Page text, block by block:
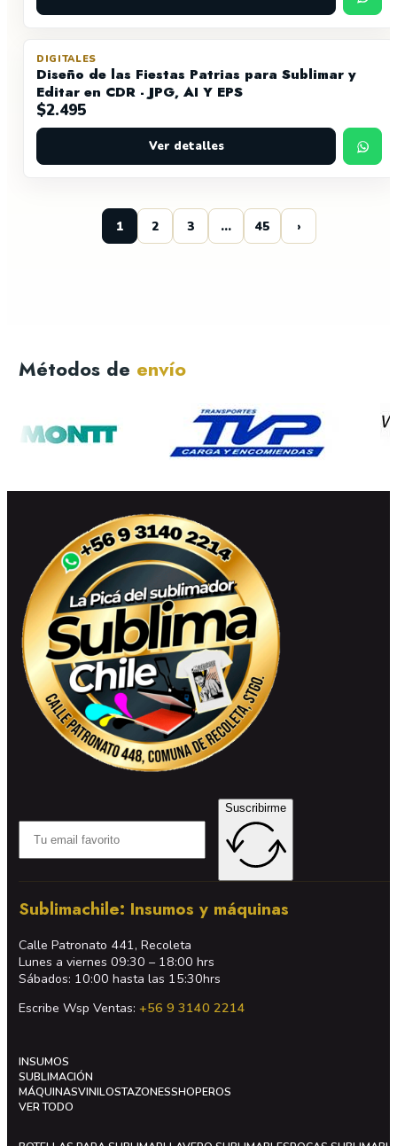
DIGITALES
Diseño de las Fiestas Patrias para Sublimar y
Editar en CDR - JPG, AI Y EPS
$2.495
Ver detalles
1 2 3 … 45 ›
Métodos de envío
Suscribirme
Sublimachile: Insumos y máquinas
Calle Patronato 441, Recoleta
Lunes a viernes 09:30 – 18:00 hrs
Sábados: 10:00 hasta las 15:30hrs
Escribe Wsp Ventas:+56 9 3140 2214
INSUMOS
SUBLIMACIÓN
MÁQUINASVINILOSTAZONESSHOPEROS
VER TODO